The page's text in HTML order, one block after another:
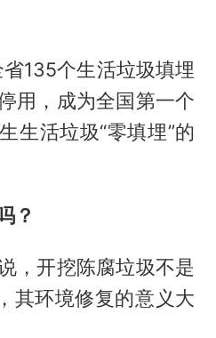
135个生活垃圾填埋
用，成为全国第一个
生活垃圾“零填埋”的
？
，开挖陈腐垃圾不是
其环境修复的意义大